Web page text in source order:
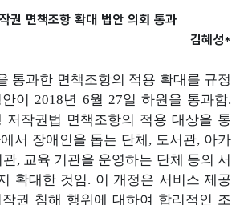
권 면책조항 확대 법안 의회 통과
김혜성*
통과한 면책조항의 적용 확대를 규정
이 2018년 6월 27일 하원을 통과함.
저작권법 면책조항의 적용 대상을 통
서 장애인을 돕는 단체, 도서관, 아카
, 교육 기관을 운영하는 단체 등의 서
확대한 것임. 이 개정은 서비스 제공
권 침해 행위에 대하여 합리적인 조